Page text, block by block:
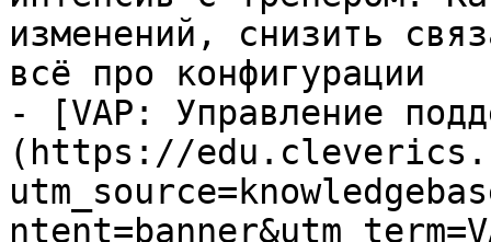
изменений, снизить
всё про конфигурации
- [VAP: Управление
(https://